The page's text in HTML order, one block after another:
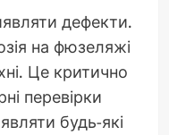
дефекти.
на фюзеляжі
Це критично
перевірки
будь-які